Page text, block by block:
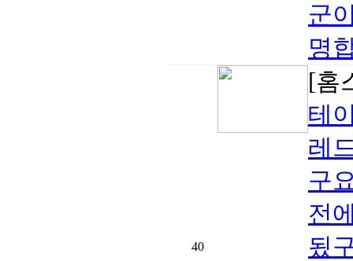
군
명
40
[홈
테
레
구
전
됬